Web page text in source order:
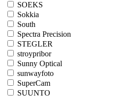
SOEKS
Sokkia
South
Spectra Precision
STEGLER
stroypribor
Sunny Optical
sunwayfoto
SuperCam
SUUNTO